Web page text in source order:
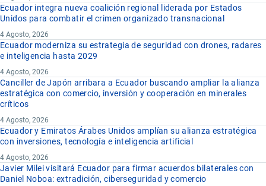
Ecuador integra nueva coalición regional liderada por Estados
Unidos para combatir el crimen organizado transnacional
4 Agosto, 2026
Ecuador moderniza su estrategia de seguridad con drones, radares
e inteligencia hasta 2029
4 Agosto, 2026
Canciller de Japón arribara a Ecuador buscando ampliar la alianza
estratégica con comercio, inversión y cooperación en minerales
críticos
4 Agosto, 2026
Ecuador y Emiratos Árabes Unidos amplían su alianza estratégica
con inversiones, tecnología e inteligencia artificial
4 Agosto, 2026
Javier Milei visitará Ecuador para firmar acuerdos bilaterales con
Daniel Noboa: extradición, ciberseguridad y comercio